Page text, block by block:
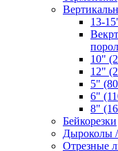
13-
10"
12"
5"
6"
8"
Бейкорезки
Дыроколы /
Отрезные